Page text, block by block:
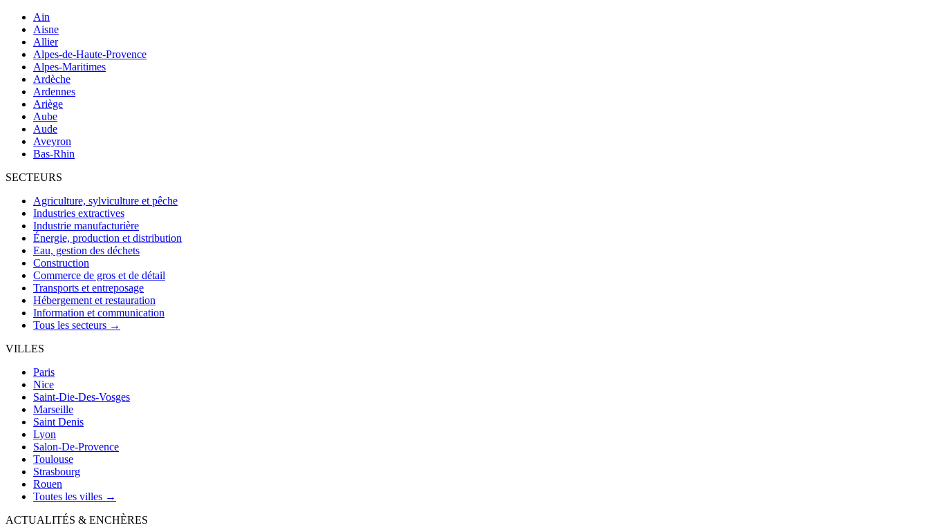
Ain
Aisne
Allier
Alpes-de-Haute-Provence
Alpes-Maritimes
Ardèche
Ardennes
Ariège
Aube
Aude
Aveyron
Bas-Rhin
SECTEURS
Agriculture, sylviculture et pêche
Industries extractives
Industrie manufacturière
Énergie, production et distribution
Eau, gestion des déchets
Construction
Commerce de gros et de détail
Transports et entreposage
Hébergement et restauration
Information et communication
Tous les secteurs →
VILLES
Paris
Nice
Saint-Die-Des-Vosges
Marseille
Saint Denis
Lyon
Salon-De-Provence
Toulouse
Strasbourg
Rouen
Toutes les villes →
ACTUALITÉS & ENCHÈRES